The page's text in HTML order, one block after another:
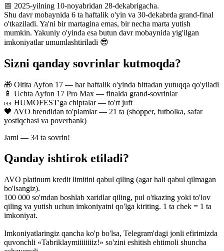
📅 2025-yilning 10-noyabridan 28-dekabrigacha.
Shu davr mobaynida 6 ta haftalik o'yin va 30-dekabrda grand-final
o'tkaziladi. Ya'ni bir martagina emas, bir necha marta yutish
mumkin. Yakuniy o'yinda esa butun davr mobaynida yig'ilgan
imkoniyatlar umumlashtiriladi 😎
Sizni qanday sovrinlar kutmoqda?
🎁 Oltita Ayfon 17 — har haftalik o'yinda bittadan yutuqqa qo'yiladi
📱 Uchta Ayfon 17 Pro Max — finalda grand-sovrinlar
🎫 HUMOFEST'ga chiptalar — to'rt juft
🧡 AVO brendidan to'plamlar — 21 ta (shopper, futbolka, safar
yostiqchasi va poverbank)
Jami — 34 ta sovrin!
Qanday ishtirok etiladi?
AVO platinum kredit limitini qabul qiling (agar hali qabul qilmagan
bo'lsangiz).
100 000 so'mdan boshlab xaridlar qiling, pul o'tkazing yoki to'lov
qiling va yutish uchun imkoniyatni qo'lga kiriting. 1 ta chek = 1 ta
imkoniyat.
Imkoniyatlaringiz qancha ko'p bo'lsa, Telegram'dagi jonli efirimizda
quvonchli «Tabriklaymiiiiiiiiz!» so'zini eshitish ehtimoli shuncha